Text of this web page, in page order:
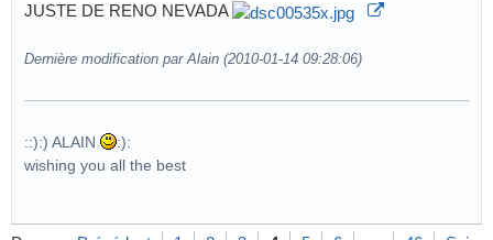
JUSTE DE RENO NEVADA
Dernière modification par Alain (2010-01-14 09:28:06)
::):) ALAIN
:):
wishing you all the best